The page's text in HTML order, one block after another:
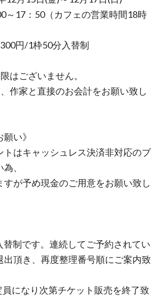
：50（カフェの営業時間18時
300円/1枠50分入替制
はございません。
作家と直接のお会計をお願い致し
い》
トはキャッシュレス決済非対応のブ
、
すが予め現金のご用意をお願い致し
制です。連続してご予約されてい
出頂き、再度整理番号順にご案内致
になり次第チケット販売を終了致